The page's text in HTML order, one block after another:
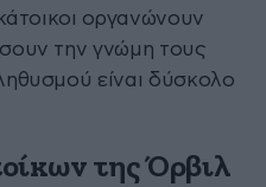
οργανώνουν
την γνώμη τους
είναι δύσκολο
της Όρβιλ